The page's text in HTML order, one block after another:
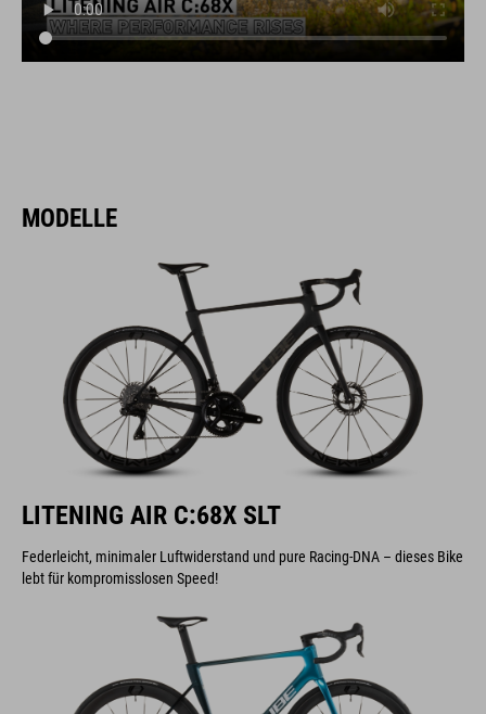
MODELLE
LITENING AIR C:68X SLT
Federleicht, minimaler Luftwiderstand und pure Racing-DNA – dieses Bike
lebt für kompromisslosen Speed!